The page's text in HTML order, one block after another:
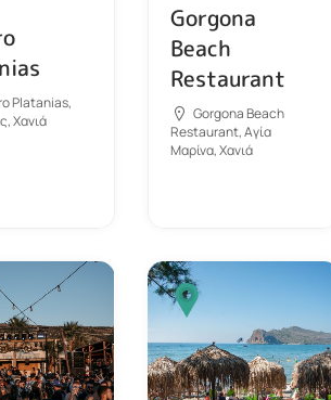
Platanias,
Χανιά
Gorgona
Beach
Restaurant
Gorgona Beach
Restaurant, Αγία
Μαρίνα, Χανιά